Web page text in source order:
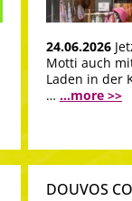
24.06.2026
Motti auch
Laden in der
… ...more >>
DOUVOS